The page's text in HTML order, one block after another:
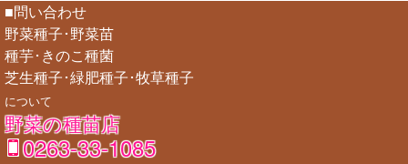
■問い合わせ
野菜種子･野菜苗
種芋･きのこ種菌
芝生種子･緑肥種子･牧草種子
について
野菜の種苗店
0263-33-1085